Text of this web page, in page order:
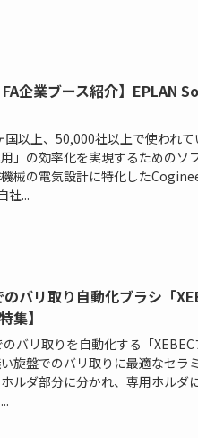
FA企業ブース紹介】
国以上、50,000社以上で使われ
」の効率化を実現するためのソ
械の電気設計に特化した
社...
バリ取り自動化ブラシ「
集】
バリ取りを自動化する「
旋盤でのバリ取りに最適なセラ
ルダ部分に分かれ、専用ホルダ